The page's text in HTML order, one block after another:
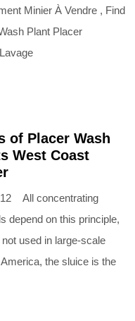
Minier À Vendre , Find
Plant Placer
of Placer Wash
West Coast
All concentrating
depend on this principle,
used in large-scale
the sluice is the